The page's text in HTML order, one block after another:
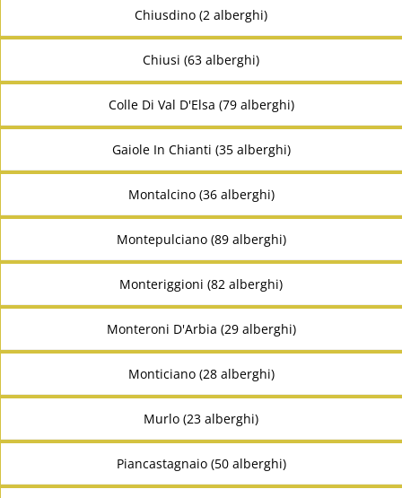
Chiusdino (2 alberghi)
Chiusi (63 alberghi)
Colle Di Val D'Elsa (79 alberghi)
Gaiole In Chianti (35 alberghi)
Montalcino (36 alberghi)
Montepulciano (89 alberghi)
Monteriggioni (82 alberghi)
Monteroni D'Arbia (29 alberghi)
Monticiano (28 alberghi)
Murlo (23 alberghi)
Piancastagnaio (50 alberghi)